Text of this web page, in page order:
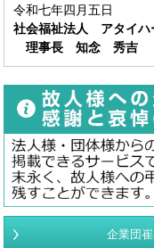
令和七年四月五日
社会福祉法人 アタイハ
理事長 知念 秀吉
企業団